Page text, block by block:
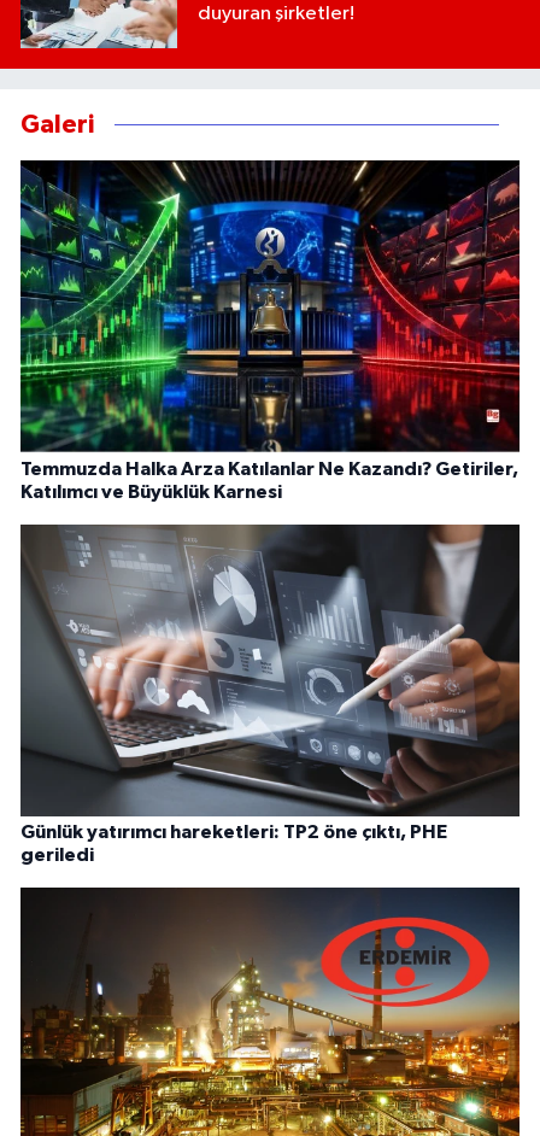
duyuran şirketler!
Galeri
Temmuzda Halka Arza Katılanlar Ne Kazandı? Getiriler,
Katılımcı ve Büyüklük Karnesi
Günlük yatırımcı hareketleri: TP2 öne çıktı, PHE
geriledi